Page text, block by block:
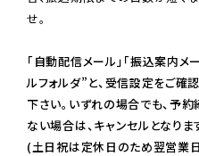
せ。
「自動配信メール」「振込案内
ルフォルダ”と、受信設定をご確
下さい。いずれの場合でも、予
ない場合は、キャンセルとなり
(土日祝は定休日のため翌営業